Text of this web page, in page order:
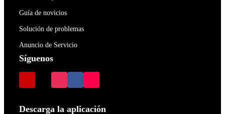
Guía de novicios
Solución de problemas
Anuncio de Servicio
Síguenos
Descarga la aplicación